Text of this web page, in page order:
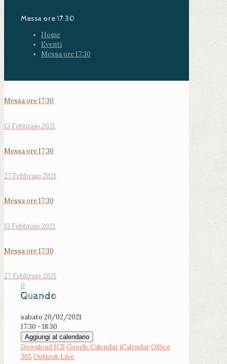
Messa ore 17:30
Home
Eventi
Messa ore 17:30
Messa ore 17:30
13 Febbraio 2021
Messa ore 17:30
27 Febbraio 2021
Messa ore 17:30
13 Febbraio 2021
Messa ore 17:30
27 Febbraio 2021
0
Quando
sabato 20/02/2021
17:30 - 18:30
Aggiungi al calendario
Download ICS Google Calendar iCalendarOffice
365 Outlook Live